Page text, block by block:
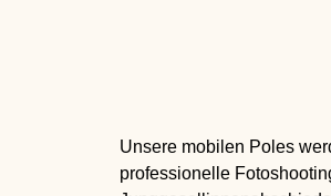
Unsere mobilen Poles
professionelle